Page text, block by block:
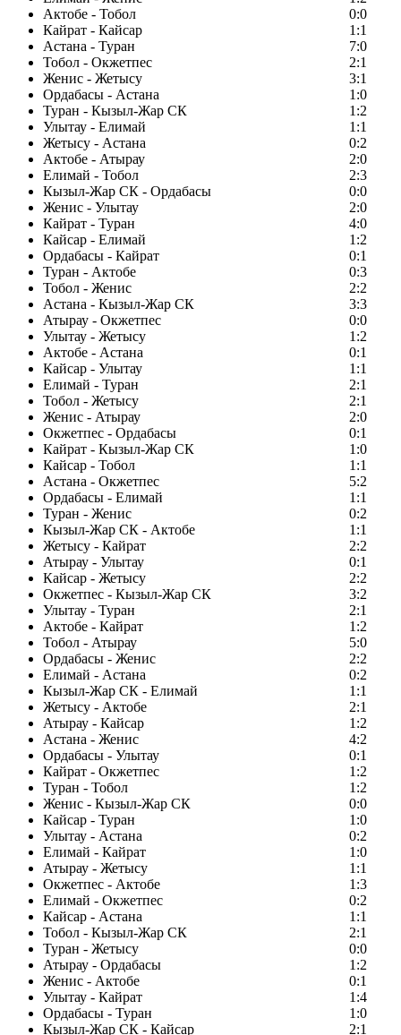
Актобе - Тобол
0:0
Кайрат - Кайсар
1:1
Астана - Туран
7:0
Тобол - Окжетпес
2:1
Женис - Жетысу
3:1
Ордабасы - Астана
1:0
Туран - Кызыл-Жар СК
1:2
Улытау - Елимай
1:1
Жетысу - Астана
0:2
Актобе - Атырау
2:0
Елимай - Тобол
2:3
Кызыл-Жар СК - Ордабасы
0:0
Женис - Улытау
2:0
Кайрат - Туран
4:0
Кайсар - Елимай
1:2
Ордабасы - Кайрат
0:1
Туран - Актобе
0:3
Тобол - Женис
2:2
Астана - Кызыл-Жар СК
3:3
Атырау - Окжетпес
0:0
Улытау - Жетысу
1:2
Актобе - Астана
0:1
Кайсар - Улытау
1:1
Елимай - Туран
2:1
Тобол - Жетысу
2:1
Женис - Атырау
2:0
Окжетпес - Ордабасы
0:1
Кайрат - Кызыл-Жар СК
1:0
Кайсар - Тобол
1:1
Астана - Окжетпес
5:2
Ордабасы - Елимай
1:1
Туран - Женис
0:2
Кызыл-Жар СК - Актобе
1:1
Жетысу - Кайрат
2:2
Атырау - Улытау
0:1
Кайсар - Жетысу
2:2
Окжетпес - Кызыл-Жар СК
3:2
Улытау - Туран
2:1
Актобе - Кайрат
1:2
Тобол - Атырау
5:0
Ордабасы - Женис
2:2
Елимай - Астана
0:2
Кызыл-Жар СК - Елимай
1:1
Жетысу - Актобе
2:1
Атырау - Кайсар
1:2
Астана - Женис
4:2
Ордабасы - Улытау
0:1
Кайрат - Окжетпес
1:2
Туран - Тобол
1:2
Женис - Кызыл-Жар СК
0:0
Кайсар - Туран
1:0
Улытау - Астана
0:2
Елимай - Кайрат
1:0
Атырау - Жетысу
1:1
Окжетпес - Актобе
1:3
Елимай - Окжетпес
0:2
Кайсар - Астана
1:1
Тобол - Кызыл-Жар СК
2:1
Туран - Жетысу
0:0
Атырау - Ордабасы
1:2
Женис - Актобе
0:1
Улытау - Кайрат
1:4
Ордабасы - Туран
1:0
Кызыл-Жар СК - Кайсар
2:1